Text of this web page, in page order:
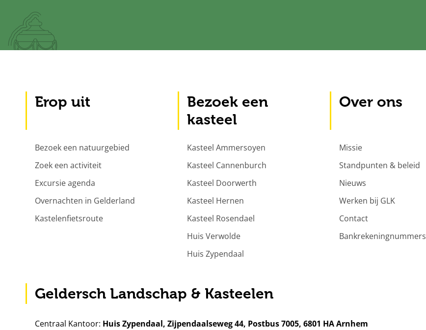
Erop uit
Bezoek een natuurgebied
Zoek een activiteit
Excursie agenda
Overnachten in Gelderland
Kastelenfietsroute
Bezoek een
kasteel
Kasteel Ammersoyen
Kasteel Cannenburch
Kasteel Doorwerth
Kasteel Hernen
Kasteel Rosendael
Huis Verwolde
Huis Zypendaal
Over ons
Missie
Standpunten & beleid
Nieuws
Werken bij GLK
Contact
Bankrekeningnummers
Geldersch Landschap & Kasteelen
Centraal Kantoor: Huis Zypendaal, Zijpendaalseweg 44, Postbus 7005, 6801 HA Arnhem